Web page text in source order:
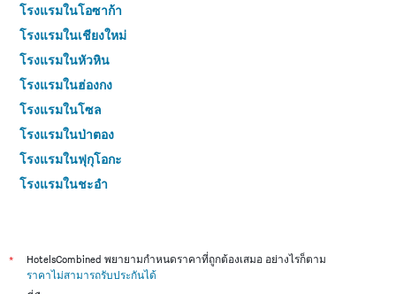
โรงแรมในโอซาก้า
โรงแรมในเชียงใหม่
โรงแรมในหัวหิน
โรงแรมในฮ่องกง
โรงแรมในโซล
โรงแรมในป่าตอง
โรงแรมในฟุกุโอกะ
โรงแรมในชะอำ
โรงแรมในเกาะสมุย
โรงแรมในเซี่ยงไฮ้
*
HotelsCombined พยายามกำหนดราคาที่ถูกต้องเสมอ อย่างไรก็ตาม
ราคาไม่สามารถรับประกันได้